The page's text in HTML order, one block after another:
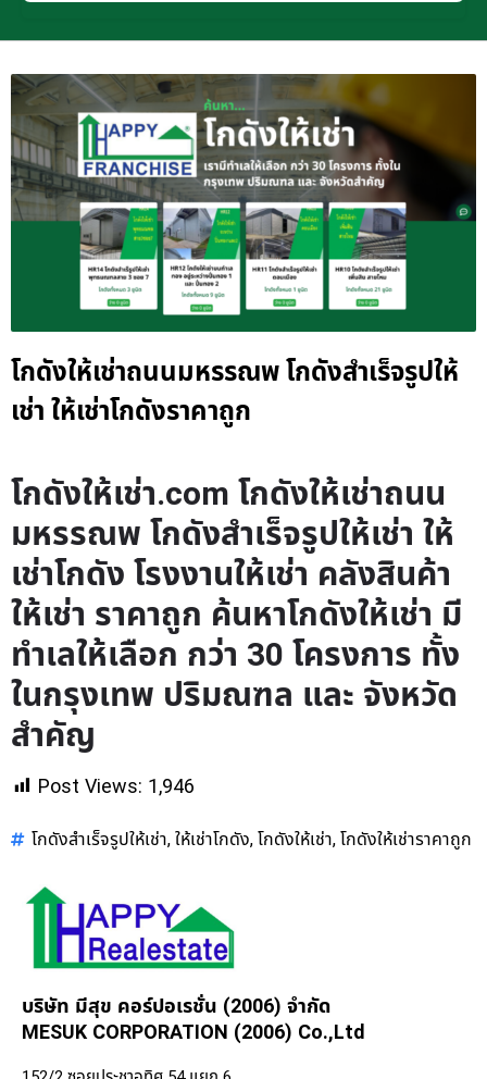
โกดังให้เช่าถนนมหรรณพ โกดังสำเร็จรูปให้
เช่า ให้เช่าโกดังราคาถูก
โกดังให้เช่า.com โกดังให้เช่าถนน
มหรรณพ โกดังสำเร็จรูปให้เช่า ให้
เช่าโกดัง โรงงานให้เช่า คลังสินค้า
ให้เช่า ราคาถูก ค้นหาโกดังให้เช่า มี
ทำเลให้เลือก กว่า 30 โครงการ ทั้ง
ในกรุงเทพ ปริมณฑล และ จังหวัด
สำคัญ
Post Views: 1,946
โกดังสำเร็จรูปให้เช่า, ให้เช่าโกดัง, โกดังให้เช่า, โกดังให้เช่าราคาถูก
บริษัท มีสุข คอร์ปอเรชั่น (2006) จำกัด
MESUK CORPORATION (2006) Co.,Ltd